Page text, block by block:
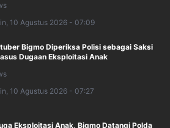
10 Agustus 2026 - 07:09
Bigmo Diperiksa Polisi sebagai Saksi
Dugaan Eksploitasi Anak
10 Agustus 2026 - 07:27
Eksploitasi Anak, Bigmo Datangi Polda